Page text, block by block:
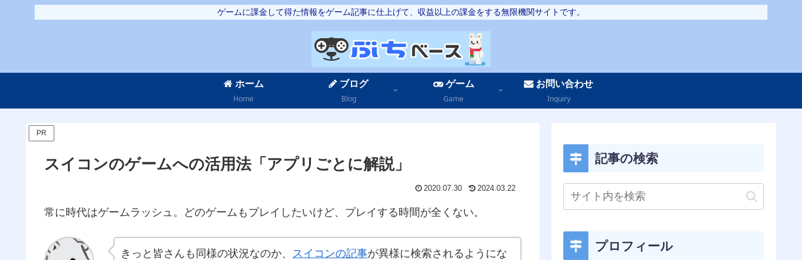
ゲームに課金して得た情報をゲーム記事に仕上げて、収益以上の課金をする無限機関サイトです。
ホーム
Home
ブログ
Blog
ゲーム
Game
お問い合わせ
Inquiry
PR
スイコンのゲームへの活用法「アプリごとに解説」
2020.07.30 2024.03.22
常に時代はゲームラッシュ。どのゲームもプレイしたいけど、プレイする時間が全くない。
きっと皆さんも同様の状況なのか、 スイコンの記事が異様に検索されるようにな
記事の検索
プロフィール